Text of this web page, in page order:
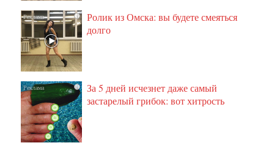
i
Ролик из Омска: вы будете смеяться
долго
i
За 5 дней исчезнет даже самый
застарелый грибок: вот хитрость